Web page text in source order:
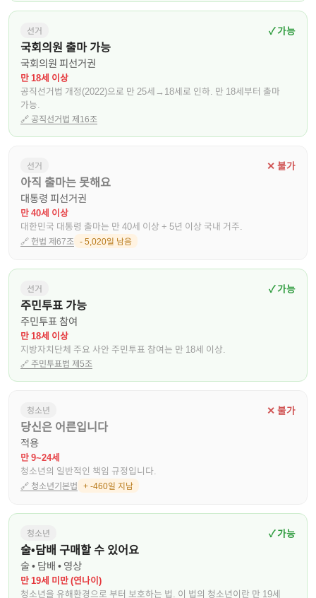
선거 ✓ 가능
국회의원 출마 가능
국회의원 피선거권
만 18세 이상
공직선거법 개정(2022)으로 만 25세→18세로 인하. 만 18세부터 출마
가능.
🔗공직선거법 제16조
선거 ✕ 불가
아직 출마는 못해요
대통령 피선거권
만 40세 이상
대한민국 대통령 출마는 만 40세 이상 + 5년 이상 국내 거주.
🔗 헌법 제67조 - 5,020일 남음
선거 ✓ 가능
주민투표 가능
주민투표 참여
만 18세 이상
지방자치단체 주요 사안 주민투표 참여는 만 18세 이상.
🔗주민투표법 제5조
청소년 ✕ 불가
당신은 어른입니다
적용
만 9~24세
청소년의 일반적인 책임 규정입니다.
🔗 청소년기본법 + -460일 지남
청소년 ✓ 가능
술•담배 구매할 수 있어요
술 • 담배 • 영상
만 19세 미만 (연나이)
청소년을 유해환경으로 부터 보호하는 법. 이 법의 청소년이란 만 19세